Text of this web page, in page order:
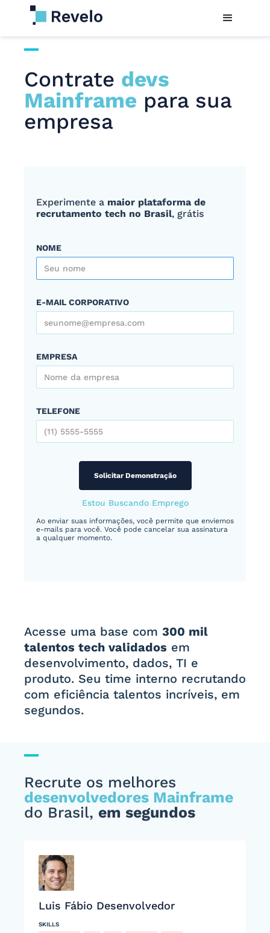
Contrate devs
Mainframe para sua
empresa
Experimente a maior plataforma de
recrutamento tech no Brasil, grátis
NOME
E-MAIL CORPORATIVO
EMPRESA
TELEFONE
Estou Buscando Emprego
Ao enviar suas informações, você permite que enviemos
e-mails para você. Você pode cancelar sua assinatura
a qualquer momento.
Acesse uma base com 300 mil
talentos tech validados em
desenvolvimento, dados, TI e
produto. Seu time interno recrutando
com eficiência talentos incríveis, em
segundos.
Recrute os melhores
desenvolvedores Mainframe
do Brasil, em segundos
Luis Fábio Desenvolvedor
SKILLS